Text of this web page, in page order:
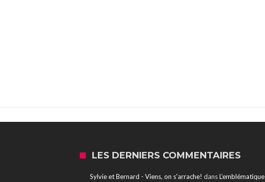
LES DERNIERS COMMENTAIRES
Sylvie et Bernard - Viens, on s'arrache! dansL’emblématique